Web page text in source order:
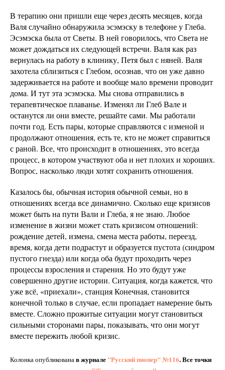
В терапию они пришли еще через десять месяцев, когда
Валя случайно обнаружила эсэмэску в телефоне у Глеба.
Эсэмэска была от Светы. В ней говорилось, что Света не
может дождаться их следующей встречи. Валя как раз
вернулась на работу в клинику, Петя был с няней. Валя
захотела сблизиться с Глебом, осознав, что он уже давно
задерживается на работе и вообще мало времени проводит
дома. И тут эта эсэмэска. Мы снова отправились в
терапевтическое плаванье. Изменял ли Глеб Вале и
останутся ли они вместе, решайте сами. Мы работали
почти год. Есть пары, которые справляются с изменой и
продолжают отношения, есть те, кто не может справиться
с раной. Все, что происходит в отношениях, это всегда
процесс, в котором участвуют оба и нет плохих и хороших.
Вопрос, насколько люди хотят сохранить отношения.
Казалось бы, обычная история обычной семьи, но в
отношениях всегда все динамично. Сколько еще кризисов
может быть на пути Вали и Глеба, я не знаю. Любое
изменение в жизни может стать кризисом отношений:
рождение детей, измена, смена места работы, переезд,
время, когда дети подрастут и образуется пустота (синдром
пустого гнезда) или когда оба будут проходить через
процессы взросления и старения. Но это будут уже
совершенно другие истории. Ситуация, когда кажется, что
уже всё, «приехали», станция Конечная, становится
конечной только в случае, если пропадает намерение быть
вместе. Сложно прожитые ситуации могут становиться
сильными сторонами пары, показывать, что они могут
вместе пережить любой кризис.
Колонка опубликованав журнале "Русский пионер" №116. Все точки